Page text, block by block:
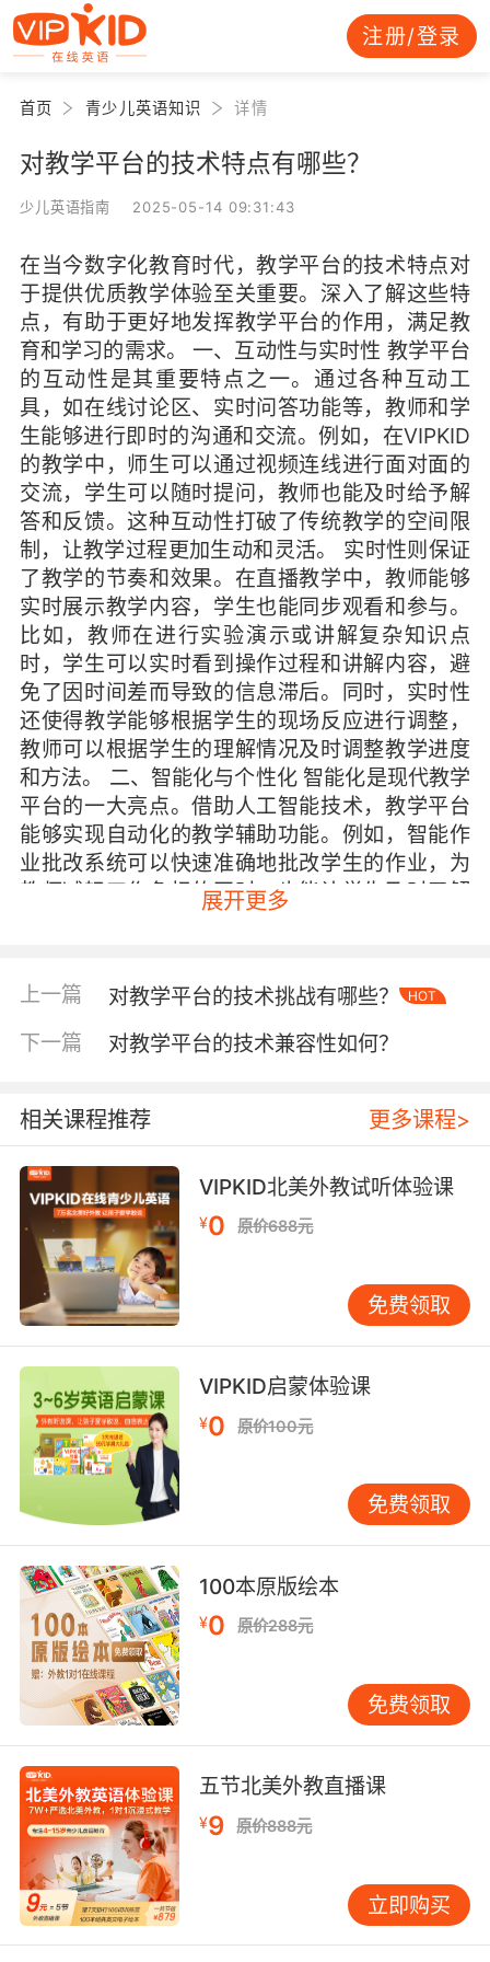
注册/登录
首页 青少儿英语知识 详情
对教学平台的技术特点有哪些？
少儿英语指南 2025-05-14 09:31:43
在当今数字化教育时代，教学平台的技术特点对
于提供优质教学体验至关重要。深入了解这些特
点，有助于更好地发挥教学平台的作用，满足教
育和学习的需求。 一、互动性与实时性 教学平台
的互动性是其重要特点之一。通过各种互动工
具，如在线讨论区、实时问答功能等，教师和学
生能够进行即时的沟通和交流。例如，在VIPKID
的教学中，师生可以通过视频连线进行面对面的
交流，学生可以随时提问，教师也能及时给予解
答和反馈。这种互动性打破了传统教学的空间限
制，让教学过程更加生动和灵活。 实时性则保证
了教学的节奏和效果。在直播教学中，教师能够
实时展示教学内容，学生也能同步观看和参与。
比如，教师在进行实验演示或讲解复杂知识点
时，学生可以实时看到操作过程和讲解内容，避
免了因时间差而导致的信息滞后。同时，实时性
还使得教学能够根据学生的现场反应进行调整，
教师可以根据学生的理解情况及时调整教学进度
和方法。 二、智能化与个性化 智能化是现代教学
平台的一大亮点。借助人工智能技术，教学平台
能够实现自动化的教学辅助功能。例如，智能作
业批改系统可以快速准确地批改学生的作业，为
教师减轻工作负担的同时，也能让学生及时了解
自己的学习情况。在VIPKID的平台上，智能系统
制定个性化的学习计划。 个性化教学是教学平台
追求的目标。每个学生都有不同的学习风格和进
度，教学平台能够根据学生的特点提供相应的教
学内容和方式。比如，对于学习能力较强的学
任务；而对于学习有困难的学生，则可以提供更
多的基础练习和辅导。这种个性化的教学能够更
好地满足学生的需求，提高学习效果。 三、稳定
性与安全性 教学平台的稳定性是保障教学顺利进
行的基础。在大规模的在线教学中，大量的学生
同时使用平台，如果平台出现卡顿、掉线等问
题，将会严重影响教学效果。VIPKID的教学平台
经过精心设计和优化，具备强大的服务器支持和
稳定的网络架构，能够确保在高并发情况下依然
流畅运行。 安全性也是教学平台不可忽视的重要
特点。教学平台涉及到大量的学生和教师的个人
信息，以及教学资料等敏感数据。VIPKID高度重
视数据安全，采用了先进的加密技术和安全防护
措施，保障用户数据的保密性、完整性和可用
性。同时，平台还具备严格的权限管理机制，确
保只有授权人员才能访问和操作相关数据。 四、
跨平台兼容性 随着移动设备的普及，教学平台需
要具备良好的跨平台兼容性。VIPKID的教学平台
能够在多种设备上流畅运行，包括电脑、平板和
手机等。无论学生使用何种设备，都能享受到一
致的教学体验。这种跨平台兼容性方便了学生的
学习，使他们可以随时随地进行学习。 而且，教
学平台在不同操作系统上的兼容性也非常重要。
无论是Windows系统、Mac系统还是Linux系
统，以及各种移动操作系统，教学平台都能够适
配。这样，教师和学生就可以根据自己的设备选
择和使用教学平台，无需担心兼容性问题。 五、
资源丰富性与整合性 教学平台的资源丰富性是其
吸引用户的重要因素之一。VIPKID的教学平台拥
有大量的优质教学资源，包括课程视频、教学课
展开更多
上一篇 对教学平台的技术挑战有哪些？ HOT
下一篇 对教学平台的技术兼容性如何？
相关课程推荐 更多课程>
VIPKID北美外教试听体验课
¥0 原价688元
免费领取
VIPKID启蒙体验课
¥0 原价100元
免费领取
100本原版绘本
¥0 原价288元
免费领取
五节北美外教直播课
¥9 原价888元
立即购买